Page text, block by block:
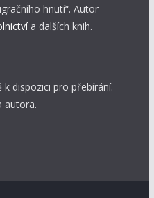
hnutí“. Autor
a dalších knih.
dispozici pro přebírání.
autora.